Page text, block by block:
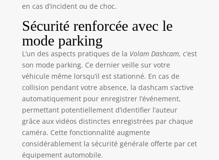
ouverture F1.6,
1080P à l’arrière avec
l’habitacle avec F1.6.
Les technologies
HDR et WDR
optimisent le
contraste et les
détails pour mieux
distinguer les
véhicules, les
piétons et l’activité
dans l’habitacle
en cas d’incident ou de choc.
Sécurité renforcée avec le
mode parking
L’un des aspects pratiques de la Volam Dashcam, c’est
son mode parking. Ce dernier veille sur votre
véhicule même lorsqu’il est stationné. En cas de
collision pendant votre absence, la dashcam s’active
automatiquement pour enregistrer l’événement,
permettant potentiellement d’identifier l’auteur
grâce aux vidéos distinctes enregistrées par chaque
caméra. Cette fonctionnalité augmente
considérablement la sécurité générale offerte par cet
équipement automobile.